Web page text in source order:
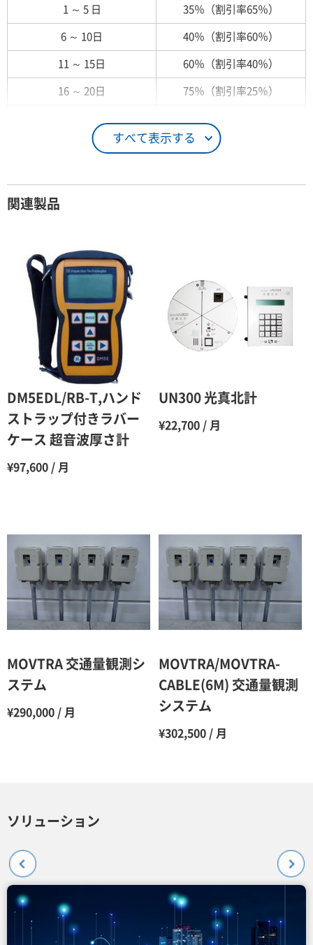
すべて表示する
1 ～ 5 日 35％（割引率65％）
6 ～ 10日 40％（割引率60％）
11 ～ 15日 60％（割引率40％）
16 ～ 20日 75％（割引率25％）
26日 ～ 1ヶ月 100％（割引率 0％）
1ヶ月
2ヶ月
3ヶ月 80％（割引率20％）
4ヶ月 75％（割引率25％）
5ヶ月
6ヶ月
7ヶ月
8ヶ月
12ヶ月 45％（割引率55％）
関連製品
DM5EDL/RB-T,ハンド
ストラップ付きラバー
ケース 超音波厚さ計
¥97,600 / 月
UN300 光真北計
¥22,700 / 月
MOVTRA 交通量観測シ
ステム
¥290,000 / 月
MOVTRA/MOVTRA-
CABLE(6M) 交通量観測
システム
¥302,500 / 月
ソリューション